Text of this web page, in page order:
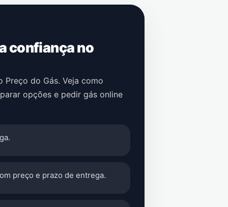
confiança no
do Gás. Veja como
opções e pedir gás online
preço e prazo de entrega.